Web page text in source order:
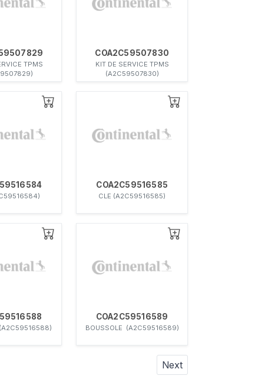
TPMS
COA2C59507830
KIT DE SERVICE TPMS
(A2C59507830)
COA2C59516585
CLE (A2C59516585)
COA2C59516589
BOUSSOLE (A2C59516589)
Next